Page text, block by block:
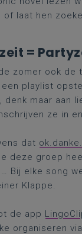
of laat hen
=
zomer ook de
playlist
denk maar aan
ze in
dat
deze groep
Bij elke song
Klappe.
de app
organiseren